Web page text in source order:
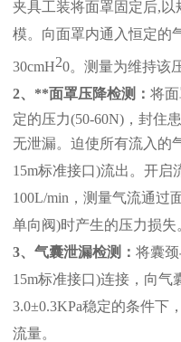
夹具工装将面罩固定后,以
模。向面罩内通入恒定的
30cmH20。测量为维持该
2、 **面罩压降检测： 将
定的压力(50-60N)， 封住
无泄漏。迫使所有流入的
15m标准接口)流出。开启
100L/min ， 测量气流通过
单向阀)时产生的压力损失
3、 气囊泄漏检测： 将囊
15m标准接口)连接， 向气
3.0±0.3KPa稳定的条件下
流量。